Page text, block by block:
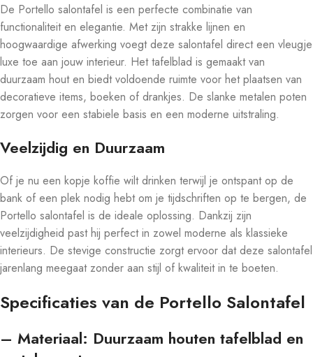
De Portello salontafel is een perfecte combinatie van
functionaliteit en elegantie. Met zijn strakke lijnen en
hoogwaardige afwerking voegt deze salontafel direct een vleugje
luxe toe aan jouw interieur. Het tafelblad is gemaakt van
duurzaam hout en biedt voldoende ruimte voor het plaatsen van
decoratieve items, boeken of drankjes. De slanke metalen poten
zorgen voor een stabiele basis en een moderne uitstraling.
Veelzijdig en Duurzaam
Of je nu een kopje koffie wilt drinken terwijl je ontspant op de
bank of een plek nodig hebt om je tijdschriften op te bergen, de
Portello salontafel is de ideale oplossing. Dankzij zijn
veelzijdigheid past hij perfect in zowel moderne als klassieke
interieurs. De stevige constructie zorgt ervoor dat deze salontafel
jarenlang meegaat zonder aan stijl of kwaliteit in te boeten.
Specificaties van de Portello Salontafel
– Materiaal: Duurzaam houten tafelblad en